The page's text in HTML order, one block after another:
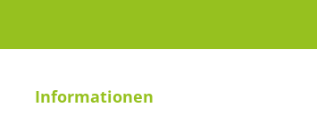
Informationen